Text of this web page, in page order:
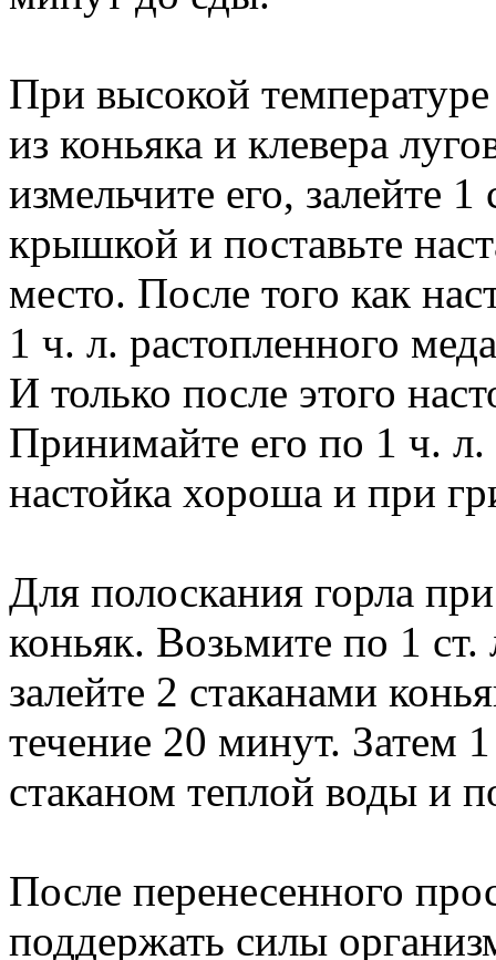
При высокой
из коньяка и клевера
измельчите его, залейте
крышкой и поставьте
место. После того как
1 ч. л. растопленного
И только после этого
Принимайте его по 1 ч.
настойка хороша и при
Для полоскания горла
коньяк. Возьмите по 1
залейте 2 стаканами
течение 20 минут. Затем 1
стаканом теплой воды и
После перенесенного
поддержать силы